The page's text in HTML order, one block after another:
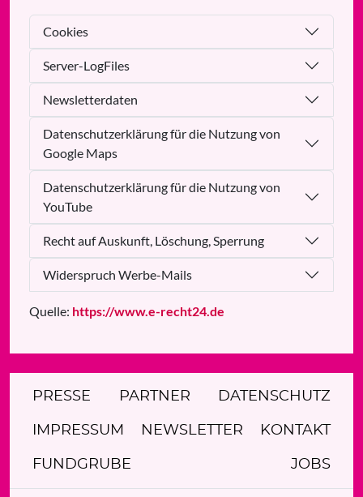
Cookies
Server-LogFiles
Newsletterdaten
Datenschutzerklärung für die Nutzung von
Google Maps
Datenschutzerklärung für die Nutzung von
YouTube
Recht auf Auskunft, Löschung, Sperrung
Widerspruch Werbe-Mails
Quelle: https://www.e-recht24.de
PRESSE PARTNER DATENSCHUTZ
IMPRESSUM NEWSLETTER KONTAKT
FUNDGRUBE JOBS